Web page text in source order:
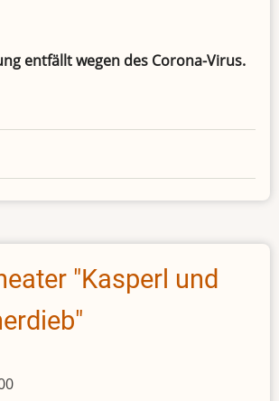
entfällt wegen des Corona-Virus.
"Kasperl und